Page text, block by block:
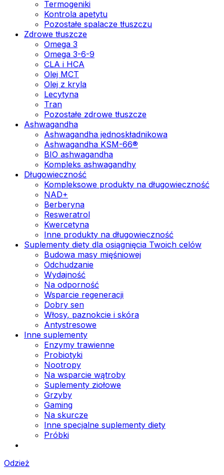
Termogeniki
Kontrola apetytu
Pozostałe spalacze tłuszczu
Zdrowe tłuszcze
Omega 3
Omega 3-6-9
CLA i HCA
Olej MCT
Olej z kryla
Lecytyna
Tran
Pozostałe zdrowe tłuszcze
Ashwagandha
Ashwagandha jednoskładnikowa
Ashwagandha KSM-66®
BIO ashwagandha
Kompleks ashwagandhy
Długowieczność
Kompleksowe produkty na długowieczność
NAD+
Berberyna
Resweratrol
Kwercetyna
Inne produkty na długowieczność
Suplementy diety dla osiągnięcia Twoich celów
Budowa masy mięśniowej
Odchudzanie
Wydajność
Na odporność
Wsparcie regeneracji
Dobry sen
Włosy, paznokcie i skóra
Antystresowe
Inne suplementy
Enzymy trawienne
Probiotyki
Nootropy
Na wsparcie wątroby
Suplementy ziołowe
Grzyby
Gaming
Na skurcze
Inne specjalne suplementy diety
Próbki
Odzież